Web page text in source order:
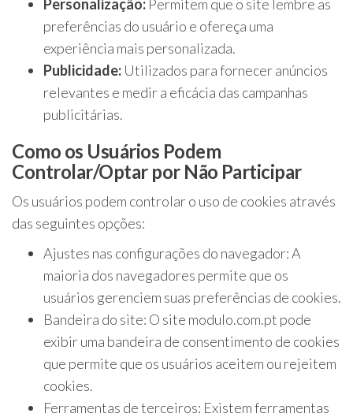
Personalização: Permitem que o site lembre as
preferências do usuário e ofereça uma
experiência mais personalizada.
Publicidade: Utilizados para fornecer anúncios
relevantes e medir a eficácia das campanhas
publicitárias.
Como os Usuários Podem
Controlar/Optar por Não Participar
Os usuários podem controlar o uso de cookies através
das seguintes opções:
Ajustes nas configurações do navegador: A
maioria dos navegadores permite que os
usuários gerenciem suas preferências de cookies.
Bandeira do site: O site modulo.com.pt pode
exibir uma bandeira de consentimento de cookies
que permite que os usuários aceitem ou rejeitem
cookies.
Ferramentas de terceiros: Existem ferramentas